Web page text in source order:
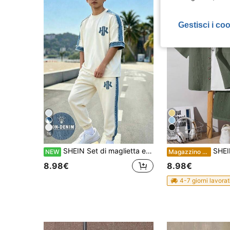
16
NEW SHEIN Set di maglietta e pantaloni con stampa di lettere e pannelli laterali a blocchi di colore per ragazzi pre-adolescenti, outfit casual streetwear estivo per il ritorno a scuola con pantaloncini
8.98€
11
Magazzino EU SHEIN Set di 2 camicie e pantaloncini casual sportivi per ragazzi pre-adolescenti, con decorazioni in tessuto
8.98€
4-7 giorni
Gestisci i